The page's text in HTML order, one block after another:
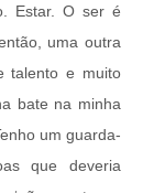
Estar. O ser é
uma outra
talento e muito
bate na minha
um guarda-
que deveria